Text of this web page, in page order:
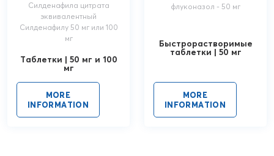
Силденафила цитрата
эквивалентный
Силденафилу 50 мг или 100
мг
Таблетки | 50 мг и 100
мг
MORE
INFORMATION
флуконазол - 50 мг
Быстрорастворимые
таблетки | 50 мг
MORE
INFORMATION